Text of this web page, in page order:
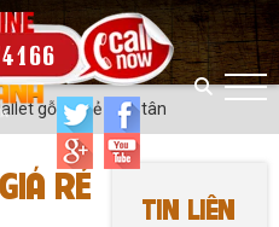
gỗ giá rẻ bình tân
RẺ
TIN LIÊN